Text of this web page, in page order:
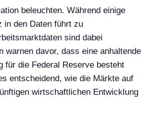
beleuchten. Während einige
in den Daten führt zu
sind dabei
warnen davor, dass eine anhaltende
für die Federal Reserve besteht
entscheidend, wie die Märkte auf
wirtschaftlichen Entwicklung